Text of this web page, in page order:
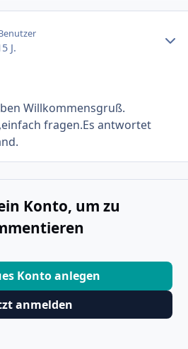
J.
Willkommensgruß.
fragen.Es antwortet
Konto, um zu
Konto anlegen
anmelden